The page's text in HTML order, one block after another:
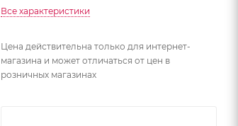
Все характеристики
Цена действительна только для интернет-
магазина и может отличаться от цен в
розничных магазинах